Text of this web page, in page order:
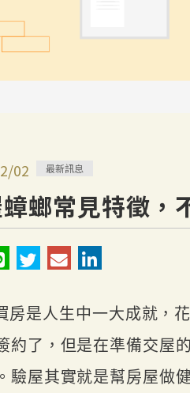
02 最新訊息
螂常見特徵，
房是人生中一大成就，
約了，但是在準備交屋
驗屋其實就是幫房屋做